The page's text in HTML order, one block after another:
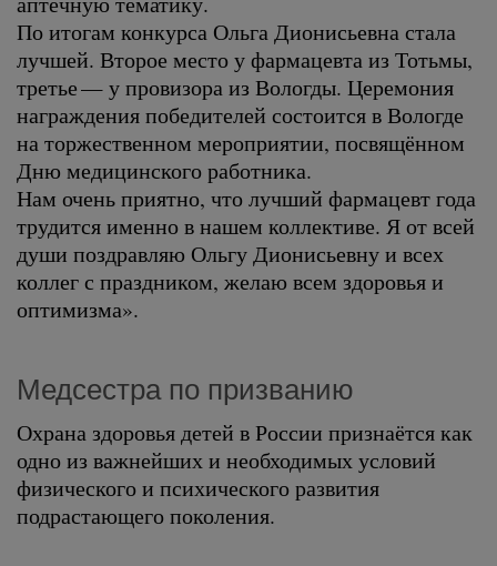
По итогам конкурса Ольга Дионисьевна стала
лучшей. Второе место у фармацевта из Тотьмы,
третье — у провизора из Вологды. Церемония
награждения победителей состоится в Вологде
на торжественном мероприятии, посвящённом
Дню медицинского работника.
Нам очень приятно, что лучший фармацевт года
трудится именно в нашем коллективе. Я от всей
души поздравляю Ольгу Дионисьевну и всех
коллег с праздником, желаю всем здоровья и
оптимизма».
Медсестра по призванию
Охрана здоровья детей в России признаётся как
одно из важнейших и необходимых условий
физического и психического развития
подрастающего поколения.